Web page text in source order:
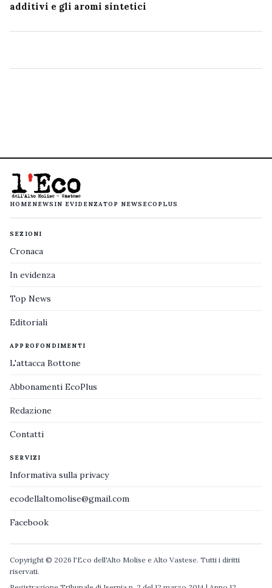
additivi e gli aromi sintetici
HOMENEWS IN EVIDENZATOP NEWS ECOPLUS
SEZIONI
Cronaca
In evidenza
Top News
Editoriali
APPROFONDIMENTI
L'attacca Bottone
Abbonamenti EcoPlus
Redazione
Contatti
SERVIZI
Informativa sulla privacy
ecodellaltomolise@gmail.com
Facebook
Copyright © 2026 l'Eco dell'Alto Molise e Alto Vastese. Tutti i diritti
riservati.